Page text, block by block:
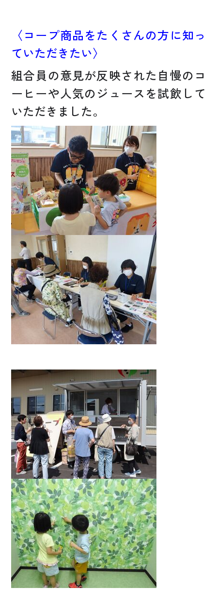
〈コープ商品をたくさんの方に知っ
ていただきたい〉
組合員の意見が反映された自慢のコ
ーヒーや人気のジュースを試飲して
いただきました。